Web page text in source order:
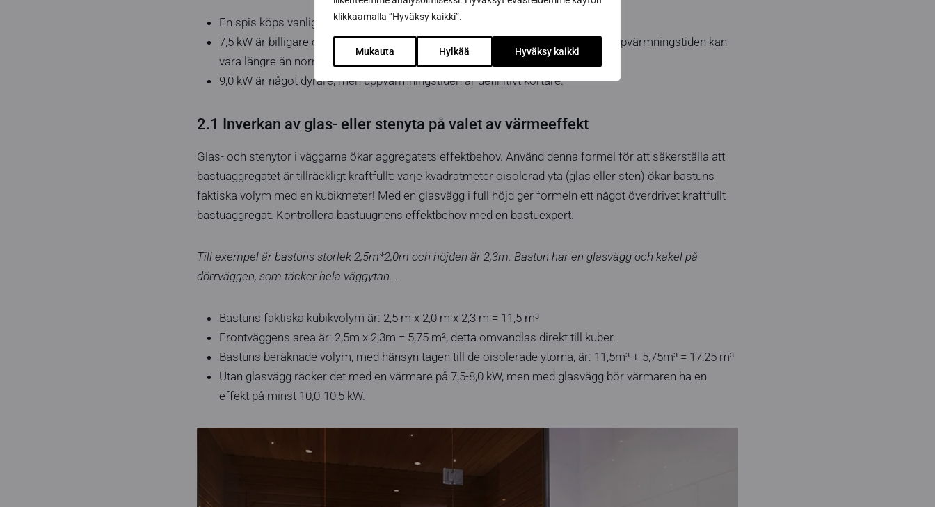
klikkaamalla ”Hyväksy kaikki”.
Mukauta Hylkää Hyväksy kaikki
En spis köps vanligtvis för 10-15 år
7,5 kW är billigare och har tillräckligt med effekt för att värma en bastu, men uppvärmningstiden kan
vara längre än normalt.
9,0 kW är något dyrare, men uppvärmningstiden är definitivt kortare.
2.1 Inverkan av glas- eller stenyta på valet av värmeeffekt
Glas- och stenytor i väggarna ökar aggregatets effektbehov. Använd denna formel för att säkerställa att
bastuaggregatet är tillräckligt kraftfullt: varje kvadratmeter oisolerad yta (glas eller sten) ökar bastuns
faktiska volym med en kubikmeter! Med en glasvägg i full höjd ger formeln ett något överdrivet kraftfullt
bastuaggregat. Kontrollera bastuugnens effektbehov med en bastuexpert.
Till exempel är bastuns storlek 2,5m*2,0m och höjden är 2,3m. Bastun har en glasvägg och kakel på
dörrväggen, som täcker hela väggytan. .
Bastuns faktiska kubikvolym är: 2,5 m x 2,0 m x 2,3 m = 11,5 m³
Frontväggens area är: 2,5m x 2,3m = 5,75 m², detta omvandlas direkt till kuber.
Bastuns beräknade volym, med hänsyn tagen till de oisolerade ytorna, är: 11,5m³ + 5,75m³ = 17,25 m³
Utan glasvägg räcker det med en värmare på 7,5-8,0 kW, men med glasvägg bör värmaren ha en
effekt på minst 10,0-10,5 kW.